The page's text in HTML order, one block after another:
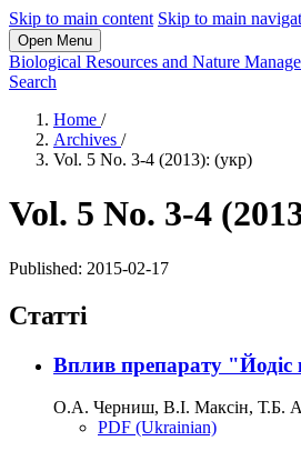
Skip to main content Skip to main
Open Menu
Biological Resources and Nature
Search
Home /
Archives /
Vol. 5 No. 3-4 (2013): (укр)
Vol. 5 No. 3-4
Published: 2015-02-17
Статті
Вплив препарату "Йодіс
О.А. Черниш, В.І. Максін, Т.Б.
PDF (Ukrainian)